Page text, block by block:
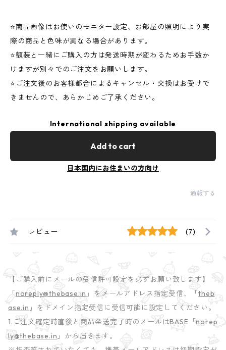
⭐️商品画像はお使いのモニター設定、お部屋の照明により実
際の商品と色味が異なる場合があります。
⭐️額装と一緒にご購入の方は発送時期が変わるためお手数か
けますが別々でのご注文をお願いします。
⭐️ご注文後のお客様都合によるキャンセル・交換はお受けで
きませんので、あらかじめご了承ください。
International shipping available
Add to cart
日本国内にお住まいの方向け
通報する
レビュー (7)
【ご購入前にメールの受信許可設定を必ずお願い致します】
「noreply@thebase.in 」をメールアドレス指定受信、「theb
ase.in 」をドメイン指定受信に受信可能に設定してください。
1.ご注文確定時直後と商品発送完了時のメールはBASE「norep
ly@thebase.in 」から届きます。